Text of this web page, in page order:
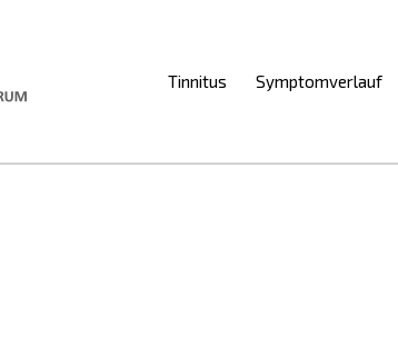
Tinnitus Symptomverlauf